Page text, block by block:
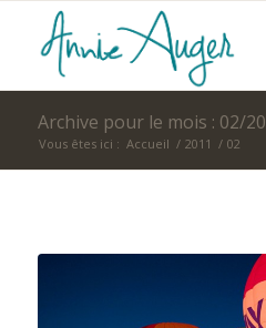
Archive pour le mois : 02/
Vous êtes ici : Accueil / 2011 / 02